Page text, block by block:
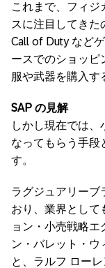
これまで、フィジ
スに注目してきた
Call of Duty など
ースでのショッピ
服や武器を購入す
SAP の見解
しかし現在では
なってもらう手段
す。
ラグジュアリーブ
おり、業界として
ョン・小売戦略
ン・バレット・ウ
と、ラルフ ロー